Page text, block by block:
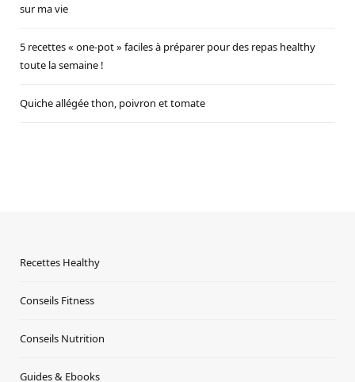
sur ma vie
5 recettes « one-pot » faciles à préparer pour des repas healthy
toute la semaine !
Quiche allégée thon, poivron et tomate
Recettes Healthy
Conseils Fitness
Conseils Nutrition
Guides & Ebooks